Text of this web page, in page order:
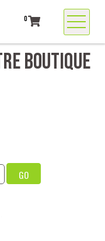
0
BOUTIQUE
GO